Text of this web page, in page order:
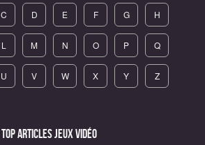
C D E F G H
L M N O P Q
U V W X Y Z
Top articles Jeux vidéo